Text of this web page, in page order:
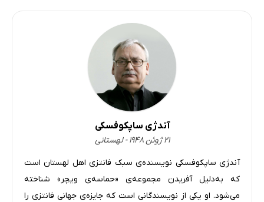
آندژی ساپکوفسکی
۲۱ ژوئن ۱۹۴۸ - لهستانی
آندژی ساپکوفسکی نویسنده‌ی سبک فانتزی اهل لهستان است
که به‌دلیل آفریدن مجموعه‌ی «حماسه‌ی ویچر» شناخته
می‌شود. او یکی از نویسندگانی است که جایزه‌ی جهانی فانتزی را